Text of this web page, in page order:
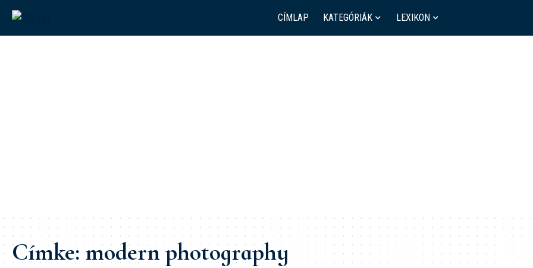
CÍMLAP KATEGÓRIÁK LEXIKON
Címke:modern photography